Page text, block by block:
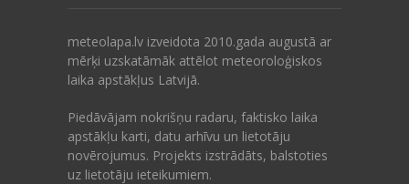
meteolapa.lv izveidota 2010.gada augustā ar
mērķi uzskatāmāk attēlot meteoroloģiskos
laika apstākļus Latvijā.
Piedāvājam nokrišņu radaru, faktisko laika
apstākļu karti, datu arhīvu un lietotāju
novērojumus. Projekts izstrādāts, balstoties
uz lietotāju ieteikumiem.